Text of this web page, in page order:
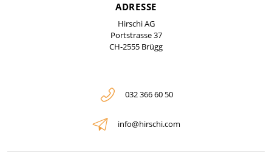
ADRESSE
Hirschi AG
Portstrasse 37
CH-2555 Brügg
032 366 60 50
info@hirschi.com